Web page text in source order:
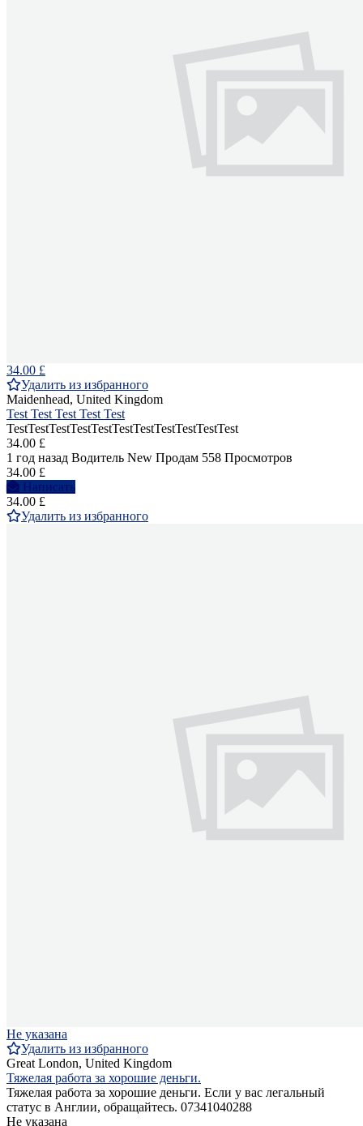
34.00 £
Удалить из избранного
Maidenhead, United Kingdom
Test Test Test Test Test
TestTestTestTestTestTestTestTestTestTestTest
34.00 £
1 год назад Водитель New Продам 558 Просмотров
34.00 £
Написать
34.00 £
Удалить из избранного
Не указана
Удалить из избранного
Great London, United Kingdom
Тяжелая работа за хорошие деньги.
Тяжелая работа за хорошие деньги. Если у вас легальный
статус в Англии, обращайтесь. 07341040288
Не указана